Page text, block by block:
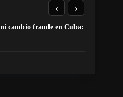
cambio fraude en Cuba:
‹ ›